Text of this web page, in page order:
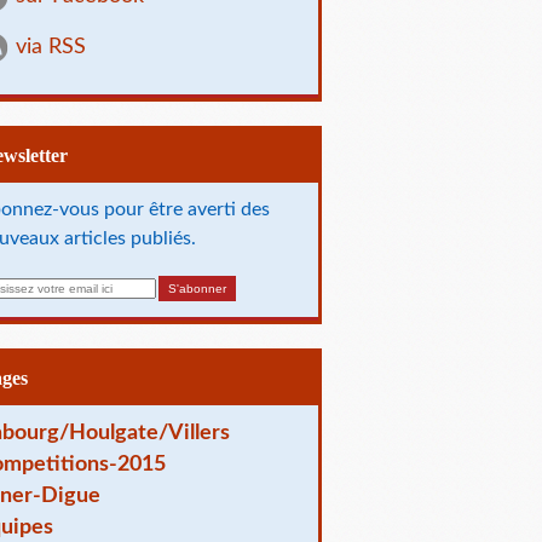
via RSS
vous pour être averti des
articles publiés.
Houlgate/Villers
2015
Digue